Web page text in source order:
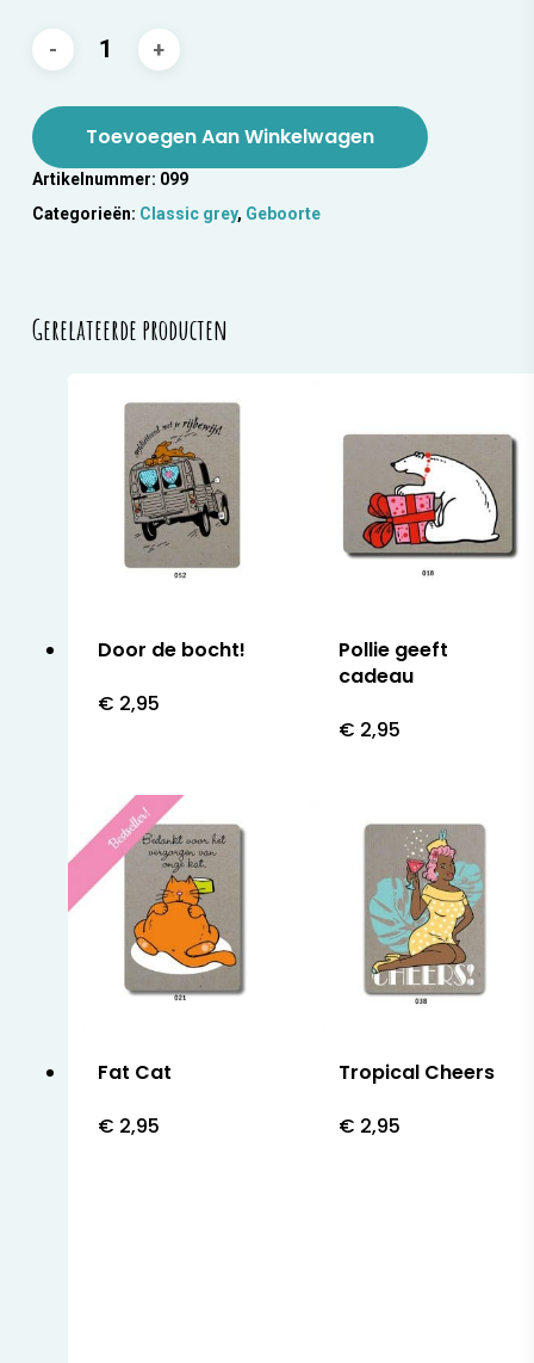
Toevoegen Aan Winkelwagen
Artikelnummer: 099
Categorieën: Classic grey, Geboorte
Gerelateerde producten
Door de bocht!
€ 2,95
Pollie geeft
cadeau
€ 2,95
Fat Cat
€ 2,95
Tropical Cheers
€ 2,95